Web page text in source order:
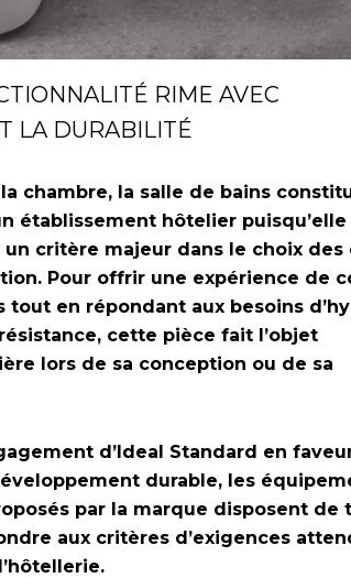
RIME AVEC
LA DURABILITÉ
chambre, la salle de bains
établissement hôtelier
critère majeur dans le choix des
Pour offrir une expérience de
tout en répondant aux besoins
cette pièce fait l’objet
lors de sa conception ou de sa
d’Ideal Standard en
durable, les
par la marque disposent de
aux critères d’exigences